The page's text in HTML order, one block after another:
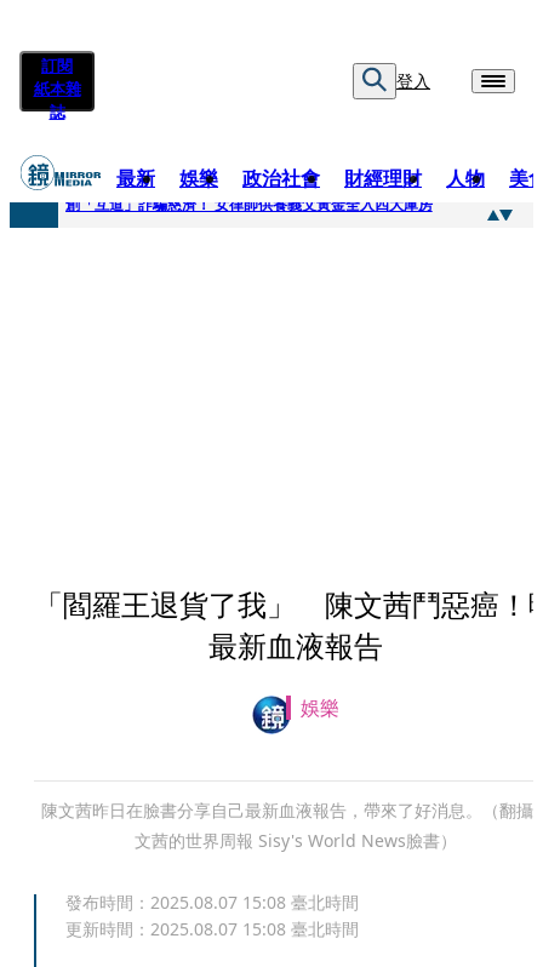
訂閱
紙本雜
誌
登入
最新 娛樂 政治社會 財經理財 人物 美
快訊
創「互道」詐騙慈濟！ 女律師供養義父黃金全入四大庫房
「閻羅王退貨了我」 陳文茜鬥惡癌！
最新血液報告
娛樂
陳文茜昨日在臉書分享自己最新血液報告，帶來了好消息。（翻攝
文茜的世界周報 Sisy's World News臉書）
發布時間： 2025.08.07 15:08 臺北時間
更新時間： 2025.08.07 15:08 臺北時間